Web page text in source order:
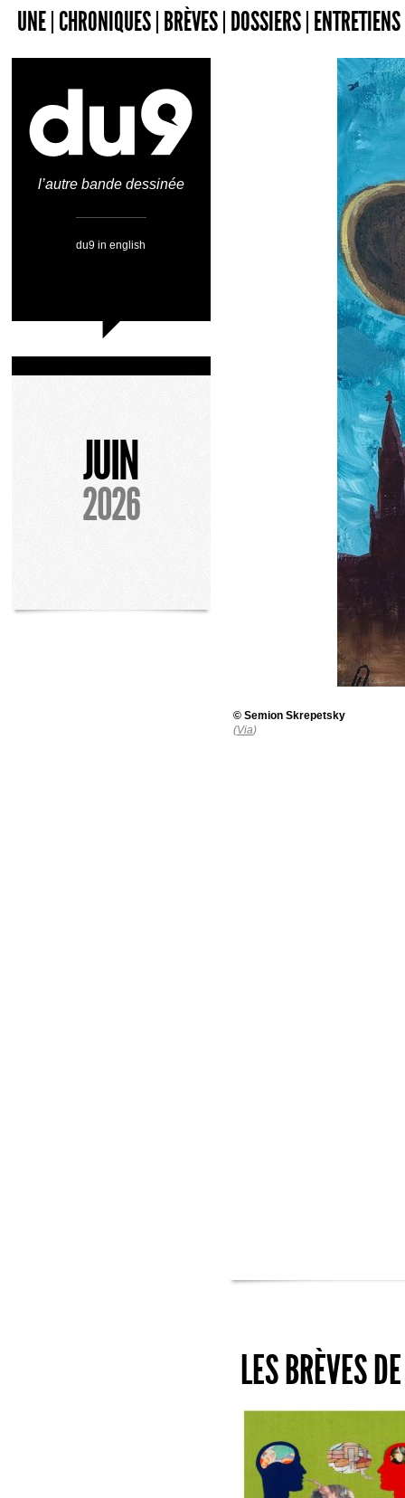
UNE CHRONIQUES BRÈVES DOSSIERS ENTRETIENS
l’autre bande dessinée
du9 in english
JUIN
2026
© Semion Skrepetsky
(Via)
LES BRÈVES